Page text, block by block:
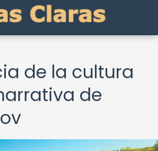
de la cultura
de